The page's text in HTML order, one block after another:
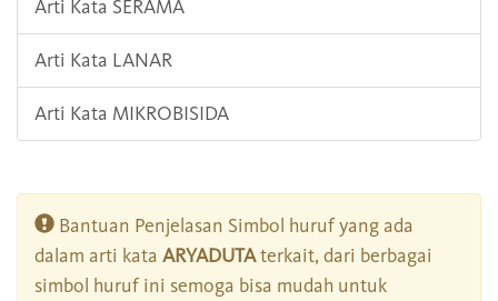
Arti Kata SERAMA
Arti Kata LANAR
Arti Kata MIKROBISIDA
Bantuan Penjelasan Simbol huruf yang ada
dalam arti kata ARYADUTAterkait, dari berbagai
simbol huruf ini semoga bisa mudah untuk